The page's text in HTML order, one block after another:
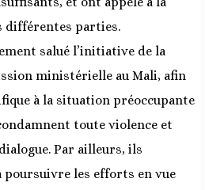
différentes parties.
salué l’initiative de la
ministérielle au Mali, afin
à la situation préoccupante
toute violence et
Par ailleurs, ils
poursuivre les efforts en vue